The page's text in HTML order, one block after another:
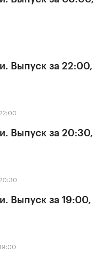
Выпуск за
Выпуск за
Выпуск за